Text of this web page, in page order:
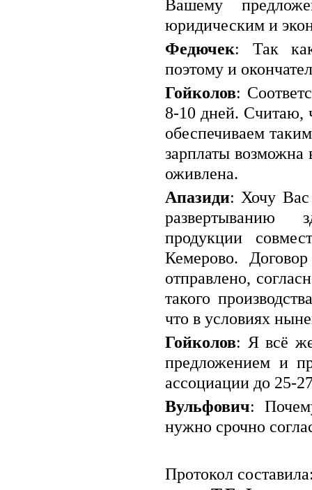
Вашему
юридическим и
Федючек: Так как
поэтому и
Гойколов:
8-10 дней. Считаю,
обеспечиваем
зарплаты возможна
оживлена.
Апазиди: Хочу Вас
развертыванию
продукции
Кемерово.
отправлено,
такого
что в условиях
Гойколов: Я всё
предложением и
ассоциации до 25-
Вульфович:
нужно срочно